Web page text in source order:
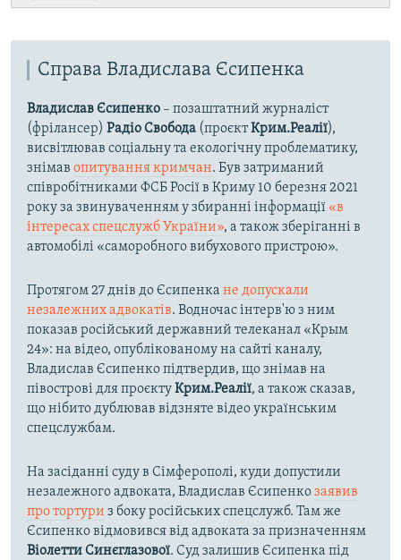
Справа Владислава Єсипенка
Владислав Єсипенко– позаштатний журналіст
(фрілансер) Радіо Свобода (проєктКрим.Реалії),
висвітлював соціальну та екологічну проблематику,
знімав опитування кримчан. Був затриманий
співробітниками ФСБ Росії в Криму 10 березня 2021
року за звинуваченням у збиранні інформації «в
інтересах спецслужб України», а також зберіганні в
автомобілі «саморобного вибухового пристрою».
Протягом 27 днів до Єсипенка не допускали
незалежних адвокатів. Водночас інтерв'ю з ним
показав російський державний телеканал «Крым
24»: на відео, опублікованому на сайті каналу,
Владислав Єсипенко підтвердив, що знімав на
півострові для проєктуКрим.Реалії, а також сказав,
що нібито дублював відзняте відео українським
спецслужбам.
На засіданні суду в Сімферополі, куди допустили
незалежного адвоката, Владислав Єсипенкозаявив
про тортури з боку російських спецслужб. Там же
Єсипенко відмовився від адвоката за призначенням
Віолетти Синєглазової. Суд залишив Єсипенка під